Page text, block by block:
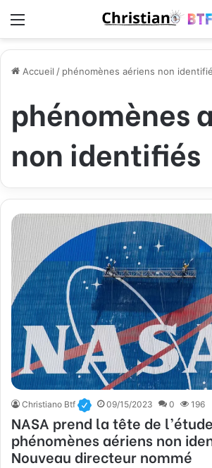
Accueil / phénomènes aériens non
phénomènes
non identifiés
Christiano Btf 09/15/2023 0 196
NASA prend la tête de
phénomènes aériens non
Nouveau directeur nommé